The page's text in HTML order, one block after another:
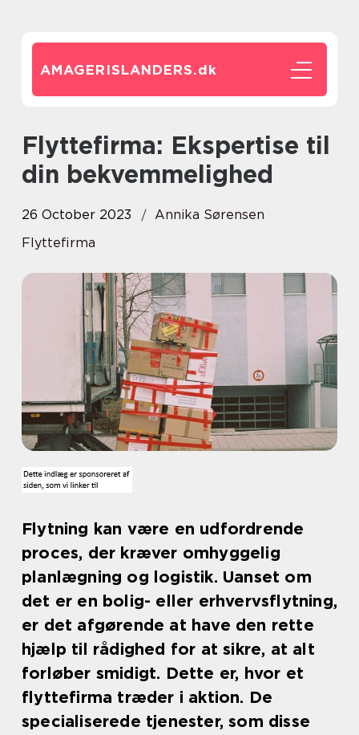
AMAGERISLANDERS.dk
Flyttefirma: Ekspertise til
din bekvemmelighed
26 October 2023
Annika Sørensen
Flyttefirma
Flytning kan være en udfordrende
proces, der kræver omhyggelig
planlægning og logistik. Uanset om
det er en bolig- eller erhvervsflytning,
er det afgørende at have den rette
hjælp til rådighed for at sikre, at alt
forløber smidigt. Dette er, hvor et
flyttefirma træder i aktion. De
specialiserede tjenester, som disse